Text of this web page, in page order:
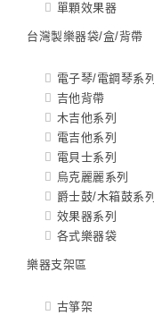
單顆效果器
台灣製樂器袋/盒/背帶
電子琴/電鋼琴系列
吉他背帶
木吉他系列
電吉他系列
電貝士系列
烏克麗麗系列
爵士鼓/木箱鼓系列
效果器系列
各式樂器袋
樂器支架區
古箏架